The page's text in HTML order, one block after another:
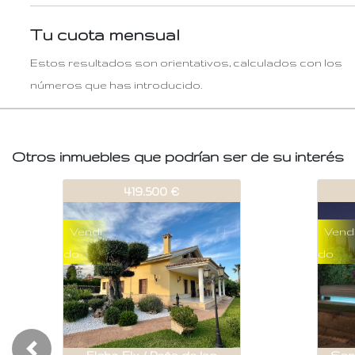
Tu cuota mensual
Estos resultados son orientativos, calculados con los
números que has introducido.
Otros inmuebles que podrían ser de su interés
325.000 €
Vendi
do
Vendi
do
362-V220325.000 €
Vendi
do
362-
Vendi
do